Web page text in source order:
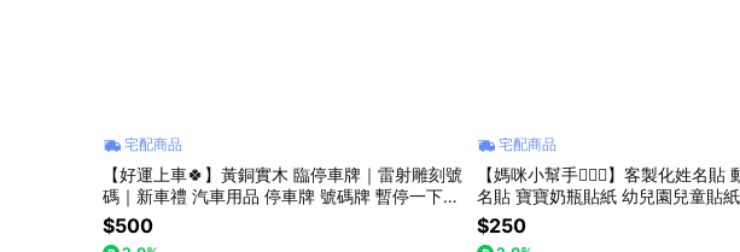
宅配商品
【好運上車🍀】黃銅實木 臨停車牌｜雷射雕刻號
碼｜新車禮 汽車用品 停車牌 號碼牌 暫停一下
汽車臨停 汽車周邊｜汽車禮 牽車禮 客戶禮 汽車
周邊必備
$500
宅配商品
【媽咪小幫手🧚🏻‍♀️】客製化姓名貼
名貼 寶寶奶瓶貼紙 幼兒園兒童貼
標籤 可愛貼紙
$250